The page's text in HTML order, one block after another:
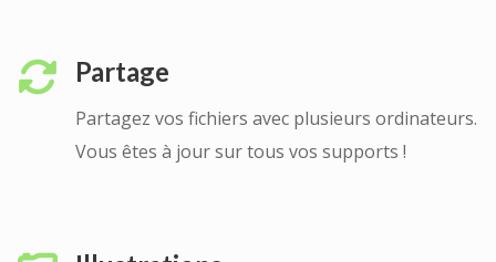
Partage
Partagez vos fichiers avec plusieurs ordinateurs.
Vous êtes à jour sur tous vos supports !